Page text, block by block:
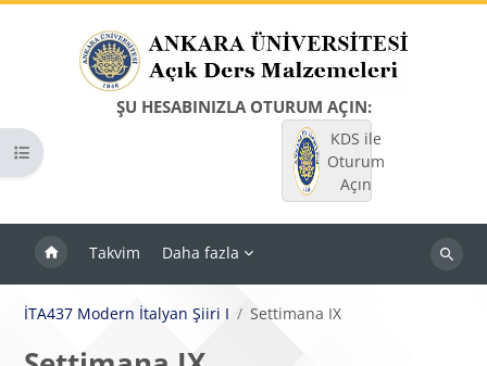
ŞU HESABINIZLA OTURUM AÇIN:
KDS ile
Oturum
Açın
Takvim Daha fazla
Dersleri
Kurs dizinini aç
İTA437 Modern İtalyan Şiiri I Settimana IX